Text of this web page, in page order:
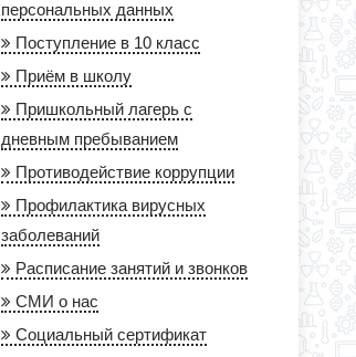
персональных данных
Поступление в 10 класс
Приём в школу
Пришкольный лагерь с
дневным пребыванием
Противодействие коррупции
Профилактика вирусных
заболеваний
Расписание занятий и звонков
СМИ о нас
Социальный сертификат